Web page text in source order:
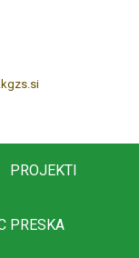
PROJEKTI
PRESKA